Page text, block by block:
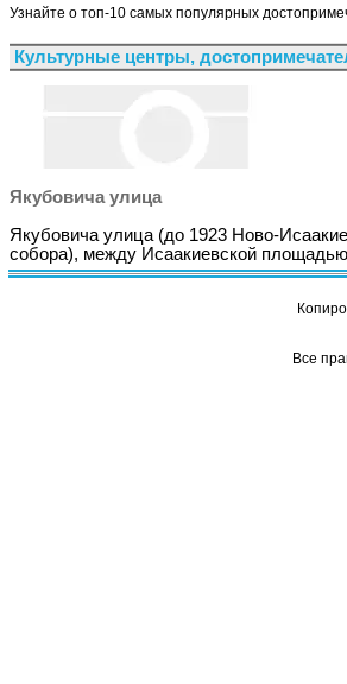
Узнайте о топ-10 самых популярных
Культурные центры,
Якубовича улица
Якубовича улица (до 1923 Ново-
собора), между Исаакиевской
Все